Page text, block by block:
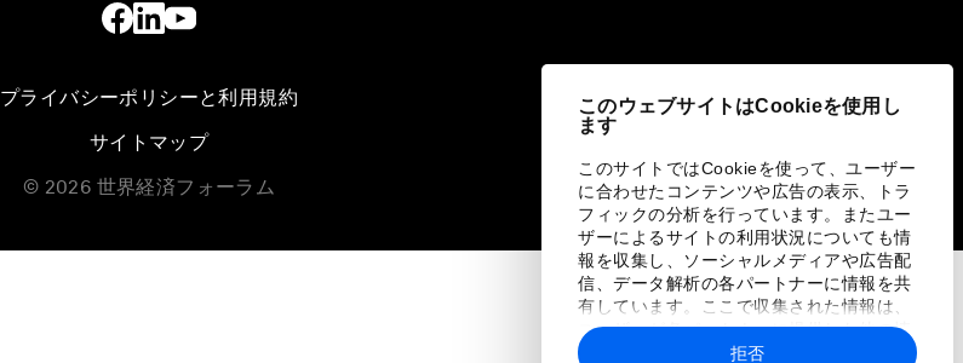
このウェブサイトはCookieを使用し
ます
このサイトではCookieを使って、ユーザー
に合わせたコンテンツや広告の表示、トラ
フィックの分析を行っています。またユー
ザーによるサイトの利用状況についても情
報を収集し、ソーシャルメディアや広告配
信、データ解析の各パートナーに情報を共
有しています。ここで収集された情報は、
ユーザーが各パートナーに提供した他の情
報や各パートナーのサービスを使用した際
拒否
プライバシーポリシーと利用規約
サイトマップ
© 2026 世界経済フォーラム